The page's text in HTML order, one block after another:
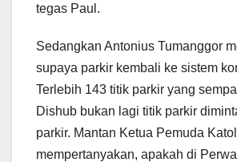
tegas Paul.
Sedangkan Antonius Tumanggor
supaya parkir kembali ke sistem
Terlebih 143 titik parkir yang
Dishub bukan lagi titik parkir
parkir. Mantan Ketua Pemuda
mempertanyakan, apakah di